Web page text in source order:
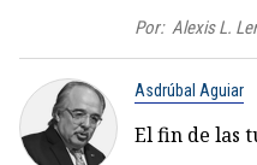
Por: Alexis L.
Asdrúbal Aguiar
El fin de las